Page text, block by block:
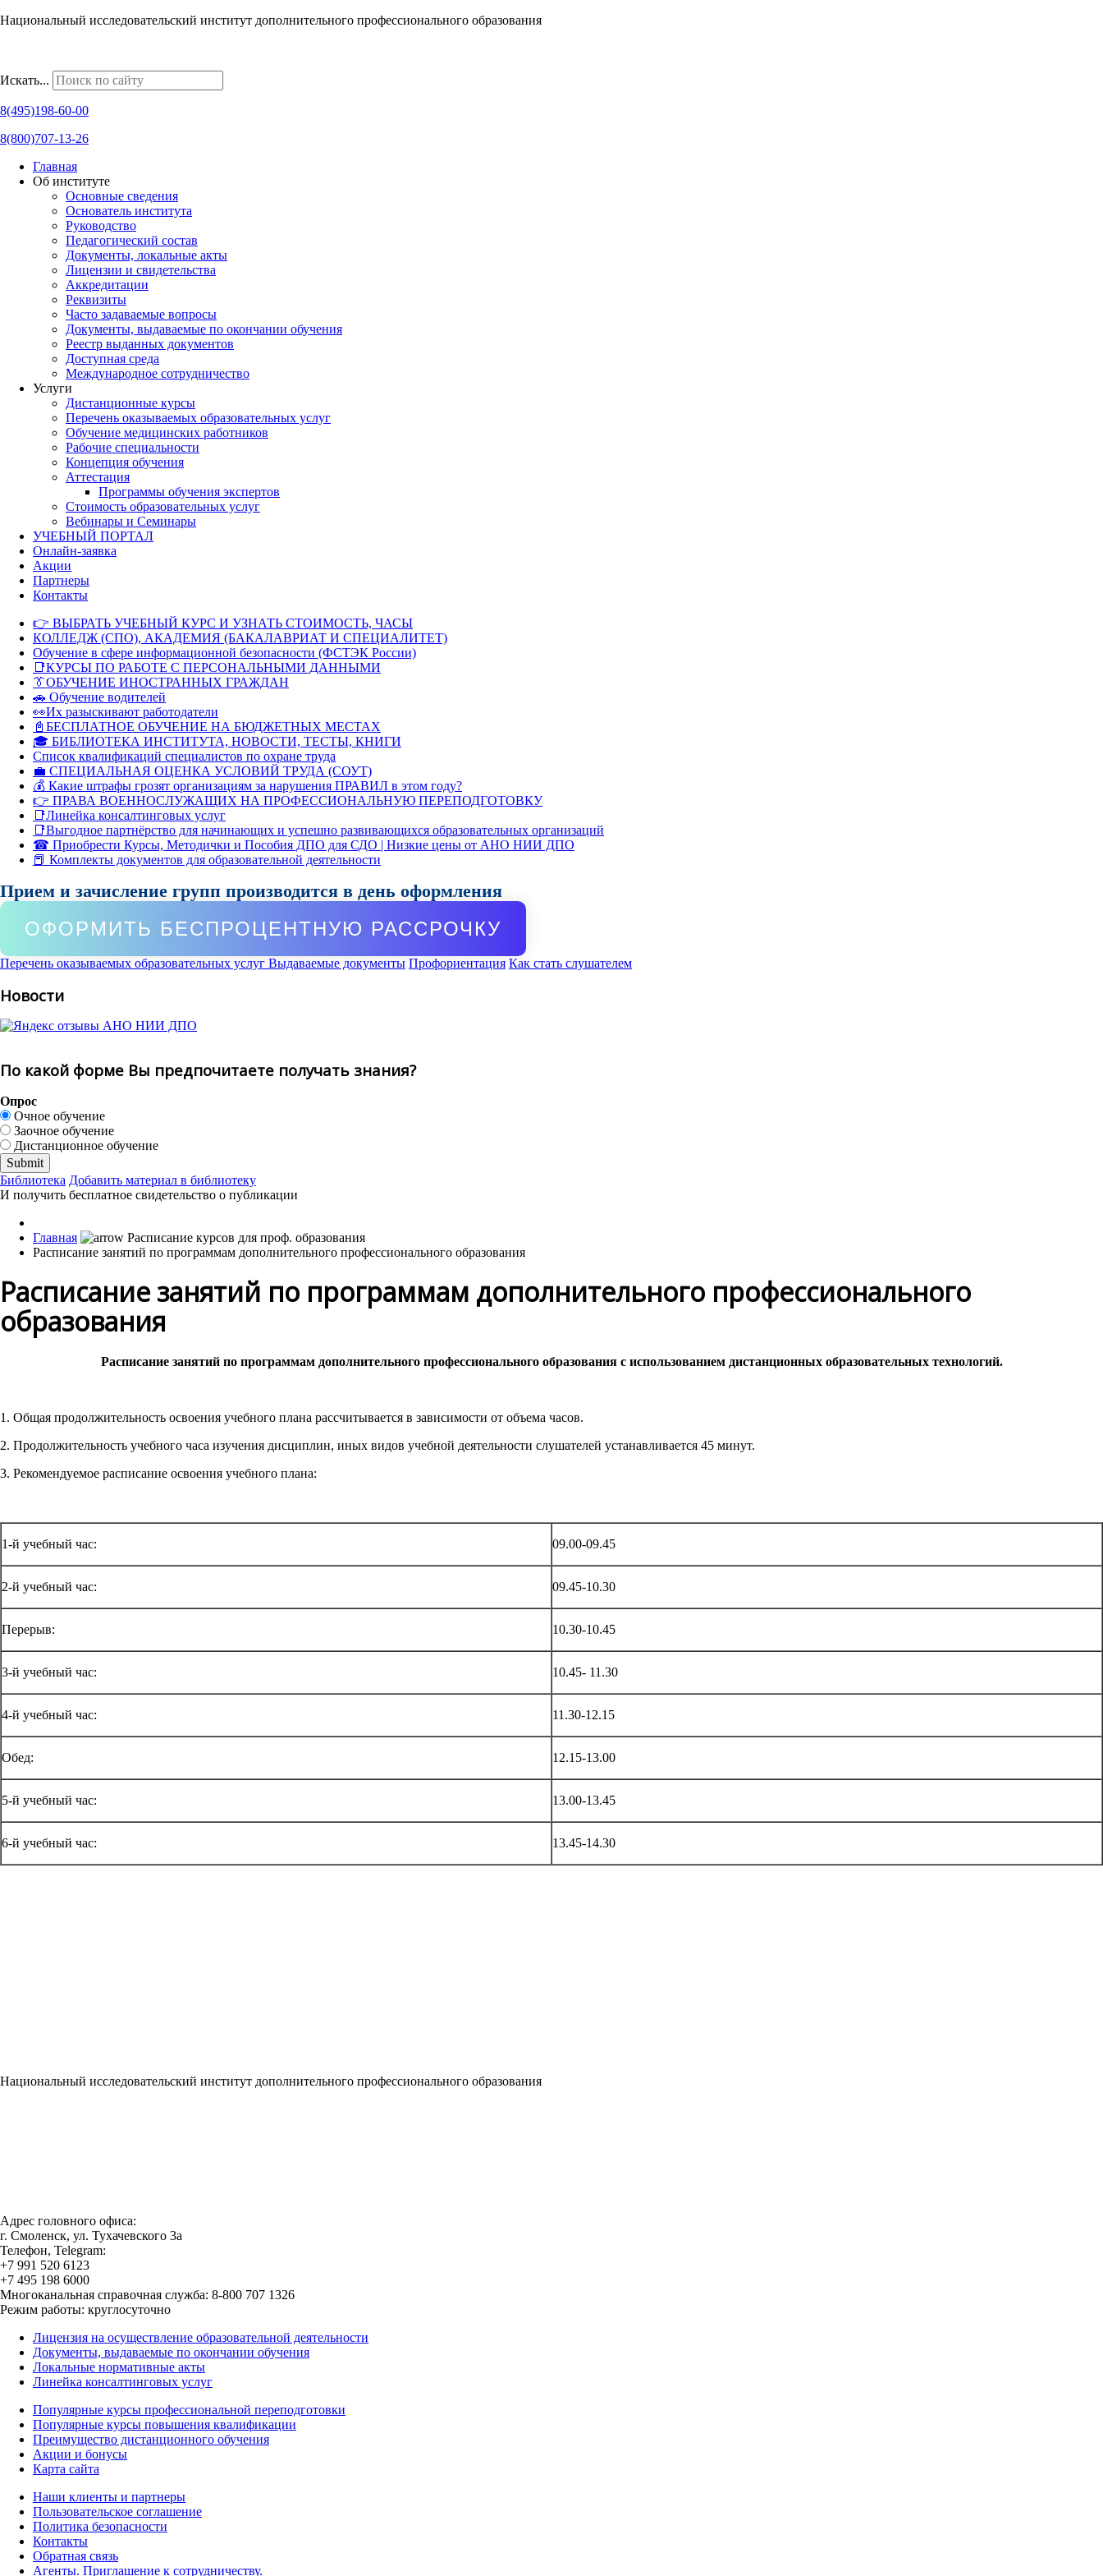
Национальный исследовательский институт дополнительного профессионального образования
Искать...
8(495)198-60-00
8(800)707-13-26
Главная
Об институте
Основные сведения
Основатель института
Руководство
Педагогический состав
Документы, локальные акты
Лицензии и свидетельства
Аккредитации
Реквизиты
Часто задаваемые вопросы
Документы, выдаваемые по окончании обучения
Реестр выданных документов
Доступная среда
Международное сотрудничество
Услуги
Дистанционные курсы
Перечень оказываемых образовательных услуг
Обучение медицинских работников
Рабочие специальности
Концепция обучения
Аттестация
Программы обучения экспертов
Стоимость образовательных услуг
Вебинары и Семинары
УЧЕБНЫЙ ПОРТАЛ
Онлайн-заявка
Акции
Партнеры
Контакты
👉 ВЫБРАТЬ УЧЕБНЫЙ КУРС И УЗНАТЬ СТОИМОСТЬ, ЧАСЫ
КОЛЛЕДЖ (СПО), АКАДЕМИЯ (БАКАЛАВРИАТ И СПЕЦИАЛИТЕТ)
Обучение в сфере информационной безопасности (ФСТЭК России)
📑КУРСЫ ПО РАБОТЕ С ПЕРСОНАЛЬНЫМИ ДАННЫМИ
👔ОБУЧЕНИЕ ИНОСТРАННЫХ ГРАЖДАН
🚗 Обучение водителей
👀Их разыскивают работодатели
📓БЕСПЛАТНОЕ ОБУЧЕНИЕ НА БЮДЖЕТНЫХ МЕСТАХ
🎓 БИБЛИОТЕКА ИНСТИТУТА, НОВОСТИ, ТЕСТЫ, КНИГИ
Список квалификаций специалистов по охране труда
💼 СПЕЦИАЛЬНАЯ ОЦЕНКА УСЛОВИЙ ТРУДА (СОУТ)
💰 Какие штрафы грозят организациям за нарушения ПРАВИЛ в этом году?
👉 ПРАВА ВОЕННОСЛУЖАЩИХ НА ПРОФЕССИОНАЛЬНУЮ ПЕРЕПОДГОТОВКУ
📑Линейка консалтинговых услуг
📑Выгодное партнёрство для начинающих и успешно развивающихся образовательных организаций
☎ Приобрести Курсы, Методички и Пособия ДПО для СДО | Низкие цены от АНО НИИ ДПО
📕 Комплекты документов для образовательной деятельности
Прием и зачисление групп производится в день оформления
ОФОРМИТЬ БЕСПРОЦЕНТНУЮ РАССРОЧКУ
Перечень оказываемых образовательных услуг Выдаваемые документы Профориентация Как стать слушателем
Новости
По какой форме Вы предпочитаете получать знания?
Опрос
Очное обучение
Заочное обучение
Дистанционное обучение
Библиотека Добавить материал в библиотеку
И получить бесплатное свидетельство о публикации
Главная
Расписание занятий по программам дополнительного профессионального образования
Расписание занятий по программам дополнительного профессионального
образования
Расписание занятий по программам дополнительного профессионального образования с использованием дистанционных образовательных технологий.
1. Общая продолжительность освоения учебного плана рассчитывается в зависимости от объема часов.
2. Продолжительность учебного часа изучения дисциплин, иных видов учебной деятельности слушателей устанавливается 45 минут.
3. Рекомендуемое расписание освоения учебного плана:
1-й учебный час: 09.00-09.45
2-й учебный час: 09.45-10.30
Перерыв: 10.30-10.45
3-й учебный час: 10.45- 11.30
4-й учебный час: 11.30-12.15
Обед: 12.15-13.00
5-й учебный час: 13.00-13.45
6-й учебный час: 13.45-14.30
Национальный исследовательский институт дополнительного профессионального образования
Адрес головного офиса:
г. Смоленск, ул. Тухачевского 3а
Телефон, Telegram:
+7 991 520 6123
+7 495 198 6000
Многоканальная справочная служба: 8-800 707 1326
Режим работы: круглосуточно
Лицензия на осуществление образовательной деятельности
Документы, выдаваемые по окончании обучения
Локальные нормативные акты
Линейка консалтинговых услуг
Популярные курсы профессиональной переподготовки
Популярные курсы повышения квалификации
Преимущество дистанционного обучения
Акции и бонусы
Карта сайта
Наши клиенты и партнеры
Пользовательское соглашение
Политика безопасности
Контакты
Обратная связь
Агенты. Приглашение к сотрудничеству.